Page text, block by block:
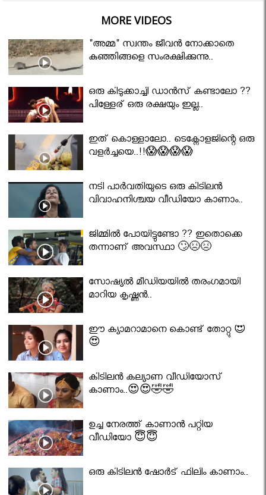
MORE VIDEOS
"അമ്മ" സ്വന്തം ജീവൻ നോക്കാതെ
കുഞ്ഞിങ്ങളെ സംരക്ഷിക്കുന്നു..
ഒരു കിടുക്കാച്ചി ഡാൻസ് കണ്ടാലോ ??
പിള്ളേര് ഒരു രക്ഷയും ഇല്ല..
ഇത് കൊള്ളാലോ.. ടെക്നോളജിന്റെ ഒരു
വളർച്ചയെ..!!😱😱😱😱
നടി പാർവതിയുടെ ഒരു കിടിലൻ
വിവാഹനിശ്ചയ വീഡിയോ കാണാം..
ജിമ്മിൽ പോയിട്ടുണ്ടോ ?? ഇതൊക്കെ
തന്നാണ് അവസ്ഥാ 🙄😣😣
സോഷ്യൽ മീഡിയയിൽ തരംഗമായി
മാറിയ കൃഷ്ണൻ..
ഈ ക്യാമറാമാനെ കൊണ്ട് തോറ്റു 😍
😍
കിടിലൻ കല്യാണ വീഡിയോസ്
കാണാം..😍😍🤣🤣
ഉച്ച നേരത്ത് കാണാൻ പറ്റിയ
വീഡിയോ 😇😇
ഒരു കിടിലൻ ഷോർട് ഫിലിം കാണാം..